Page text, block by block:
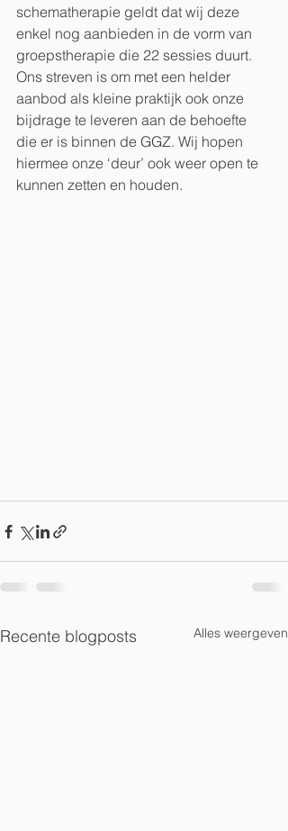
schematherapie geldt dat wij deze
enkel nog aanbieden in de vorm van
groepstherapie die 22 sessies duurt.
Ons streven is om met een helder
aanbod als kleine praktijk ook onze
bijdrage te leveren aan de behoefte
die er is binnen de GGZ. Wij hopen
hiermee onze ‘deur’ ook weer open te
kunnen zetten en houden.
Recente blogposts Alles weergeven